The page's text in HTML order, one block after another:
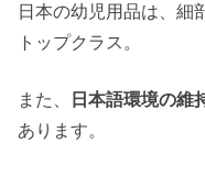
日本の幼児用品は、細
トップクラス。
また、 日本語環境の維
あります。